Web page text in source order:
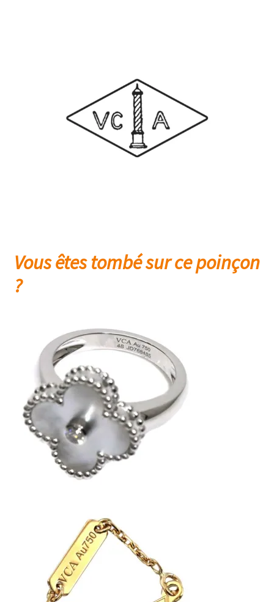
Vous êtes tombé sur ce poinçon
?